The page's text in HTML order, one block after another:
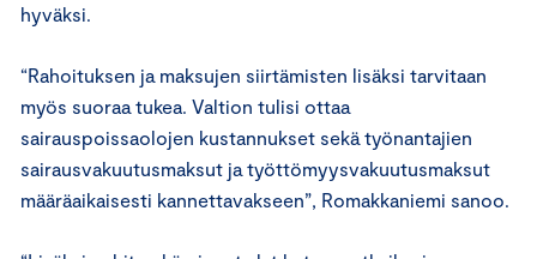
hyväksi.
“Rahoituksen ja maksujen siirtämisten lisäksi tarvitaan
myös suoraa tukea. Valtion tulisi ottaa
sairauspoissaolojen kustannukset sekä työnantajien
sairausvakuutusmaksut ja työttömyysvakuutusmaksut
määräaikaisesti kannettavakseen”, Romakkaniemi sanoo.